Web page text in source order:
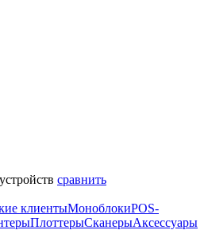
устройств сравнить
клиентыМоноблокиPOS-
ПлоттерыСканерыАксессуары